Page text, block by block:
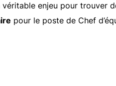
enjeu pour trouver
pour le poste de Chef